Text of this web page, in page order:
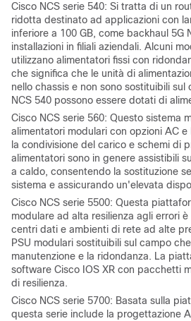
Cisco NCS serie 540: Si tratta di un
ridotta destinato ad applicazioni con
inferiore a 100 GB, come backhaul 5G
installazioni in filiali aziendali. Alcuni
utilizzano alimentatori fissi con
che significa che le unità di
nello chassis e non sono sostituibili sul
NCS 540 possono essere dotati di
Cisco NCS serie 560: Questo sistema
alimentatori modulari con opzioni AC
la condivisione del carico e schemi di
alimentatori sono in genere assistibili
a caldo, consentendo la sostituzione
sistema e assicurando un'elevata
Cisco NCS serie 5500: Questa
modulare ad alta resilienza agli errori
centri dati e ambienti di rete ad alte
PSU modulari sostituibili sul campo
manutenzione e la ridondanza. La
software Cisco IOS XR con pacchetti
di resilienza.
Cisco NCS serie 5700: Basata sulla
questa serie include la progettazione